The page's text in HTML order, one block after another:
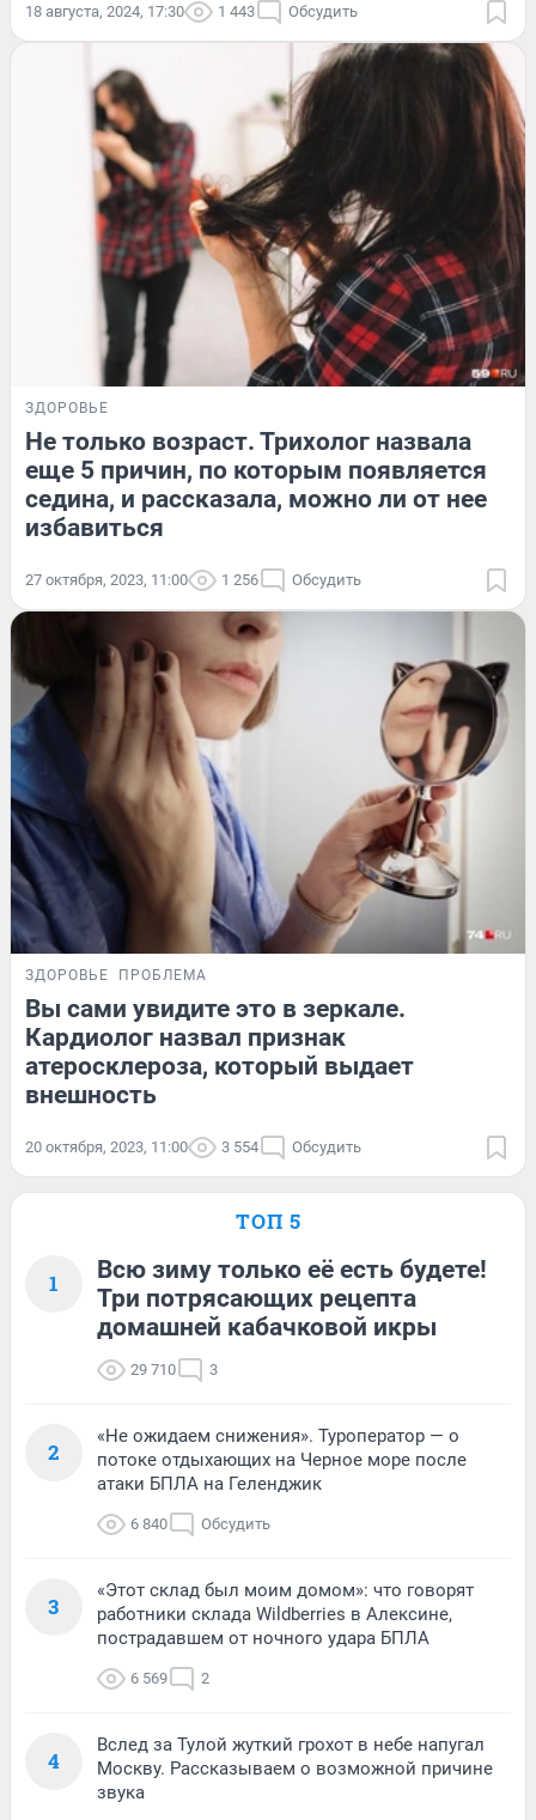
18 августа, 2024, 17:30 1 443 Обсудить
ЗДОРОВЬЕ
Не только возраст. Трихолог назвала
еще 5 причин, по которым появляется
седина, и рассказала, можно ли от нее
избавиться
27 октября, 2023, 11:00 1 256 Обсудить
ЗДОРОВЬЕ ПРОБЛЕМА
Вы сами увидите это в зеркале.
Кардиолог назвал признак
атеросклероза, который выдает
внешность
20 октября, 2023, 11:00 3 554 Обсудить
ТОП 5
1
Всю зиму только её есть будете!
Три потрясающих рецепта
домашней кабачковой икры
29 710 3
2
«Не ожидаем снижения». Туроператор — о
потоке отдыхающих на Черное море после
атаки БПЛА на Геленджик
6 840 Обсудить
3
«Этот склад был моим домом»: что говорят
работники склада Wildberries в Алексине,
пострадавшем от ночного удара БПЛА
6 569 2
4
Вслед за Тулой жуткий грохот в небе напугал
Москву. Рассказываем о возможной причине
звука